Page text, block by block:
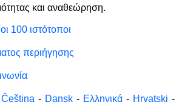
και αναθεώρηση.
100 ιστότοποι
περιήγησης
Čeština - Dansk - Ελληνικά - Hrvatski -